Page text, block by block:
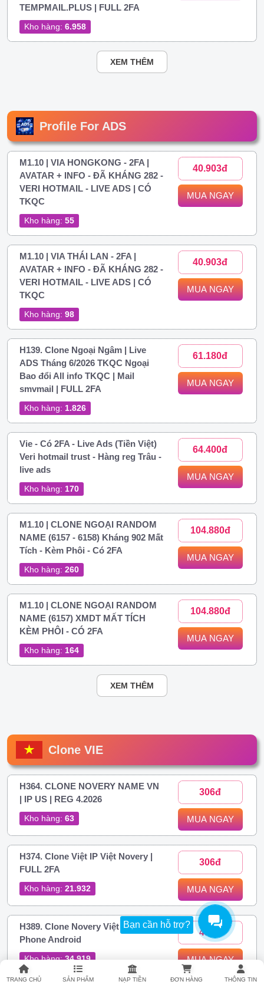
Bạn cần hỗ trợ?
TRANG CHỦ SẢN PHẨM NẠP TIỀN ĐƠN HÀNG THÔNG TIN
TEMPMAIL.PLUS | FULL 2FA
Kho hàng: 6.958
XEM THÊM
Profile For ADS
M1.10 | VIA HONGKONG - 2FA |
AVATAR + INFO - ĐÃ KHÁNG 282 -
VERI HOTMAIL - LIVE ADS | CÓ
TKQC
Kho hàng: 55
40.903đ
MUA NGAY
M1.10 | VIA THÁI LAN - 2FA |
AVATAR + INFO - ĐÃ KHÁNG 282 -
VERI HOTMAIL - LIVE ADS | CÓ
TKQC
Kho hàng: 98
40.903đ
MUA NGAY
H139. Clone Ngoại Ngâm | Live
ADS Tháng 6/2026 TKQC Ngoại
Bao đổi All info TKQC | Mail
smvmail | FULL 2FA
Kho hàng: 1.826
61.180đ
MUA NGAY
Vie - Có 2FA - Live Ads (Tiền Việt)
Veri hotmail trust - Hàng reg Trâu -
live ads
Kho hàng: 170
64.400đ
MUA NGAY
M1.10 | CLONE NGOẠI RANDOM
NAME (6157 - 6158) Kháng 902 Mất
Tích - Kèm Phôi - Có 2FA
Kho hàng: 260
104.880đ
MUA NGAY
M1.10 | CLONE NGOẠI RANDOM
NAME (6157) XMDT MẤT TÍCH
KÈM PHÔI - CÓ 2FA
Kho hàng: 164
104.880đ
MUA NGAY
XEM THÊM
Clone VIE
H364. CLONE NOVERY NAME VN
| IP US | REG 4.2026
Kho hàng: 63
306đ
MUA NGAY
H374. Clone Việt IP Việt Novery |
FULL 2FA
Kho hàng: 21.932
306đ
MUA NGAY
H389. Clone Novery Việt | Reg
Phone Android
Kho hàng:34.919
437đ
MUA NGAY